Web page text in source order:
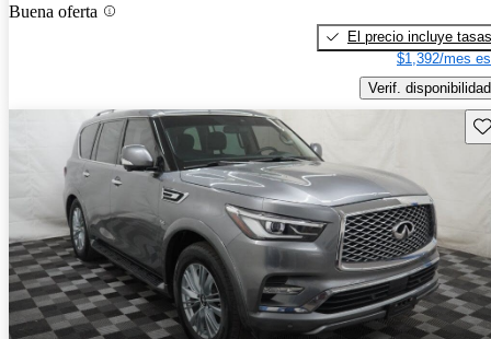
Buena oferta
El precio incluye tasas
$1,392/mes
Verif. disponibilidad